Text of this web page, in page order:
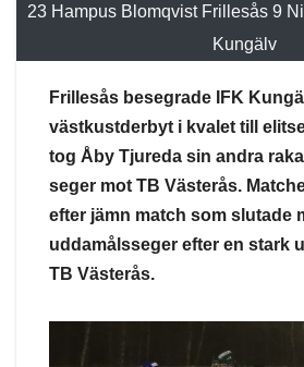
23 Hampus Blomqvist Frillesås 9
Kungälv
Frillesås besegrade IFK
västkustderbyt i kvalet till
tog Åby Tjureda sin andra
seger mot TB Västerås.
efter jämn match som slutade
uddamålsseger efter en stark
TB Västerås.